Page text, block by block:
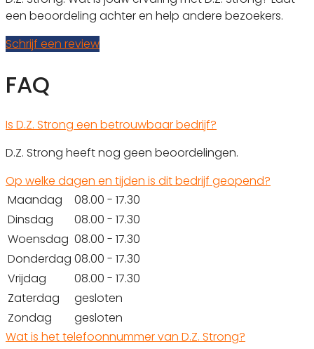
een beoordeling achter en help andere bezoekers.
Schrijf een review
FAQ
Is D.Z. Strong een betrouwbaar bedrijf?
D.Z. Strong heeft nog geen beoordelingen.
Op welke dagen en tijden is dit bedrijf geopend?
Maandag
08.00 - 17.30
Dinsdag
08.00 - 17.30
Woensdag 08.00 - 17.30
Donderdag 08.00 - 17.30
Vrijdag
08.00 - 17.30
Zaterdag
gesloten
Zondag
gesloten
Wat is het telefoonnummer van D.Z. Strong?